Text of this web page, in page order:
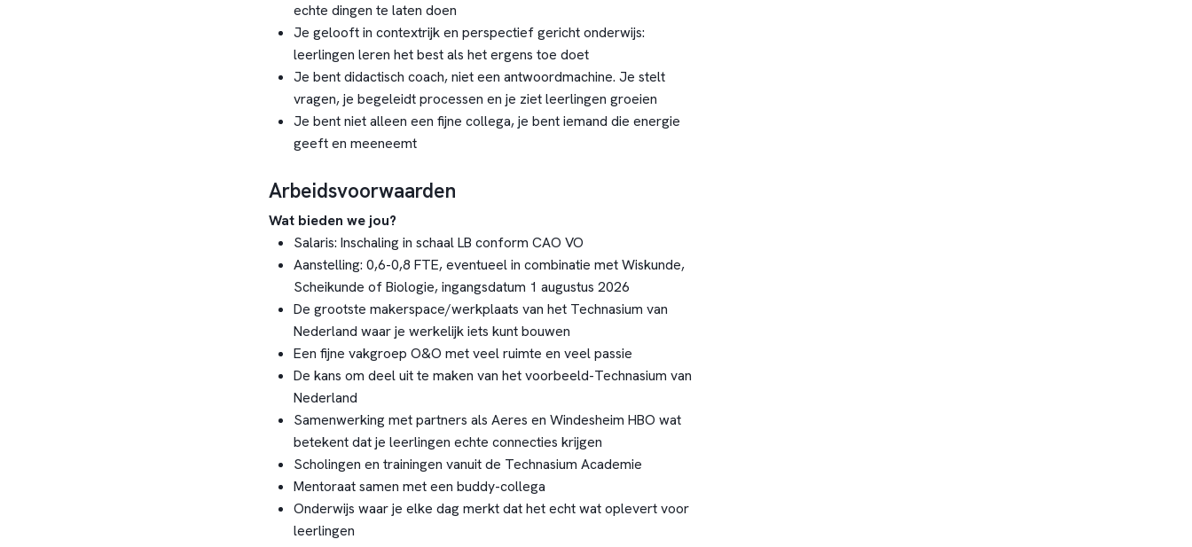
echte dingen te laten doen
Je gelooft in contextrijk en perspectief gericht onderwijs:
leerlingen leren het best als het ergens toe doet
Je bent didactisch coach, niet een antwoordmachine. Je stelt
vragen, je begeleidt processen en je ziet leerlingen groeien
Je bent niet alleen een fijne collega, je bent iemand die energie
geeft en meeneemt
Arbeidsvoorwaarden
Wat bieden we jou?
Salaris: Inschaling in schaal LB conform CAO VO
Aanstelling: 0,6-0,8 FTE, eventueel in combinatie met Wiskunde,
Scheikunde of Biologie, ingangsdatum 1 augustus 2026
De grootste makerspace/werkplaats van het Technasium van
Nederland waar je werkelijk iets kunt bouwen
Een fijne vakgroep O&O met veel ruimte en veel passie
De kans om deel uit te maken van het voorbeeld-Technasium van
Nederland
Samenwerking met partners als Aeres en Windesheim HBO wat
betekent dat je leerlingen echte connecties krijgen
Scholingen en trainingen vanuit de Technasium Academie
Mentoraat samen met een buddy-collega
Onderwijs waar je elke dag merkt dat het echt wat oplevert voor
leerlingen